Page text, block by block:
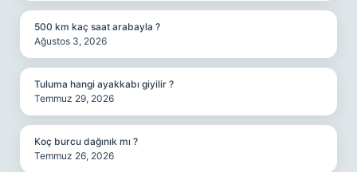
500 km kaç saat arabayla ?
Ağustos 3, 2026
Tuluma hangi ayakkabı giyilir ?
Temmuz 29, 2026
Koç burcu dağınık mı ?
Temmuz 26, 2026